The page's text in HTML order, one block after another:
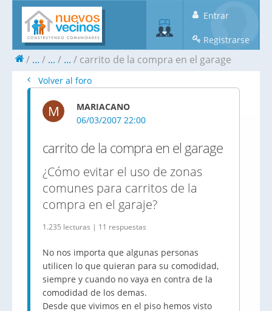
Entrar
Registrarse
... ... ... carrito de la compra en el garage
Volver al foro
M
MARIACANO
06/03/2007 22:00
carrito de la compra en el garage
¿Cómo evitar el uso de zonas
comunes para carritos de la
compra en el garaje?
1.235 lecturas | 11 respuestas
No nos importa que algunas personas
utilicen lo que quieran para su comodidad,
siempre y cuando no vaya en contra de la
comodidad de los demas.
Desde que vivimos en el piso hemos visto